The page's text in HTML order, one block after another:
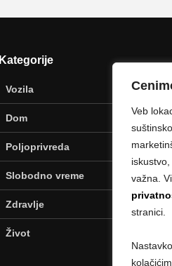
Veb
važna.
stranici.
Kategorije
Vozila
Dom
Poljoprivreda
Slobodno vreme
Zdravlje
Život